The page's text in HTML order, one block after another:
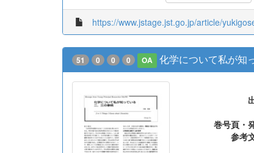
https://www.jstage.jst.go.jp/article/
51 0 0 0 OA 化学について私が知
巻号頁・
参考